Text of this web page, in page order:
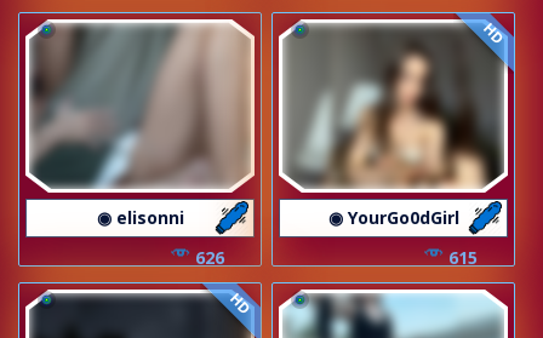
◉ elisonni
626
HD
◉ YourGo0dGirl
615
HD